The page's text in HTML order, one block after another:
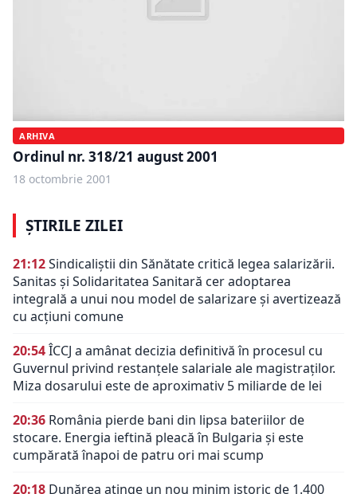
ARHIVA
Ordinul nr. 318/21 august 2001
18 octombrie 2001
ȘTIRILE ZILEI
21:12Sindicaliștii din Sănătate critică legea salarizării.
Sanitas și Solidaritatea Sanitară cer adoptarea
integrală a unui nou model de salarizare și avertizează
cu acțiuni comune
20:54ÎCCJ a amânat decizia definitivă în procesul cu
Guvernul privind restanțele salariale ale magistraților.
Miza dosarului este de aproximativ 5 miliarde de lei
20:36 România pierde bani din lipsa bateriilor de
stocare. Energia ieftină pleacă în Bulgaria și este
cumpărată înapoi de patru ori mai scump
20:18 Dunărea atinge un nou minim istoric de 1.400